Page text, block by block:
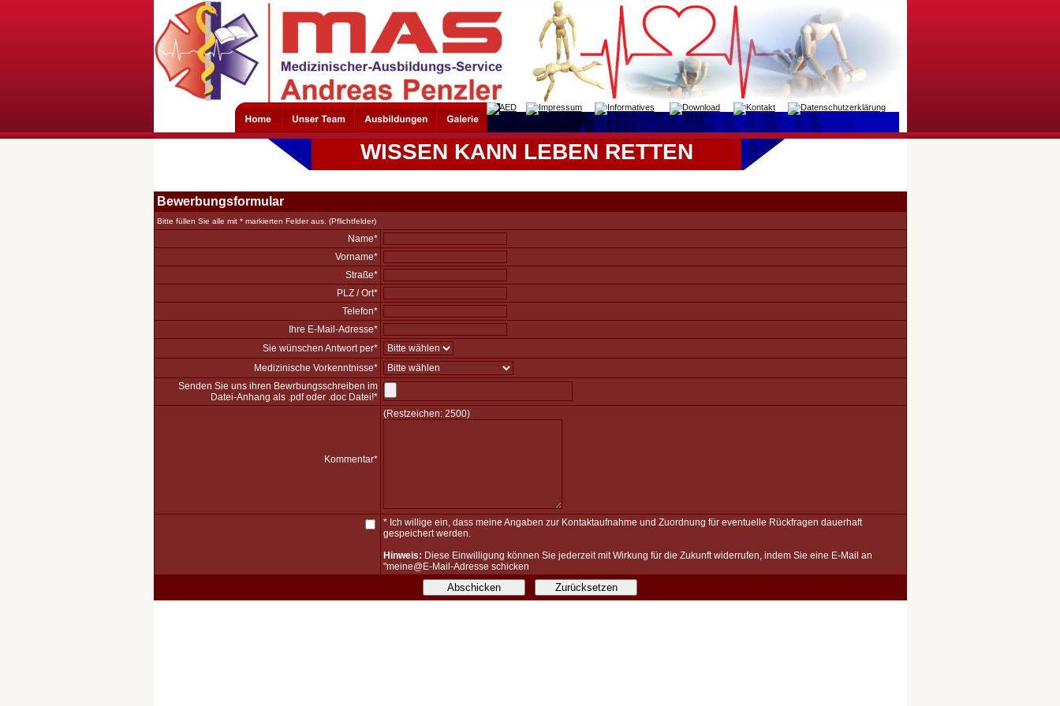
WISSEN KANN LEBEN RETTEN
Bewerbungsformular
Bitte füllen Sie alle mit * markierten Felder aus. (Pflichtfelder)
Name*
Vorname*
Straße*
PLZ / Ort*
Telefon*
Ihre E-Mail-Adresse*
Sie wünschen Antwort per*
Medizinische Vorkenntnisse*
Senden Sie uns ihren Bewrbungsschreiben im
Datei-Anhang als .pdf oder .doc Datei!*
Kommentar*
(Restzeichen: 2500)
* Ich willige ein, dass meine Angaben zur Kontaktaufnahme und Zuordnung für eventuelle Rückfragen dauerhaft
gespeichert werden.
Hinweis: Diese Einwilligung können Sie jederzeit mit Wirkung für die Zukunft widerrufen, indem Sie eine E-Mail an
"meine@E-Mail-Adresse schicken